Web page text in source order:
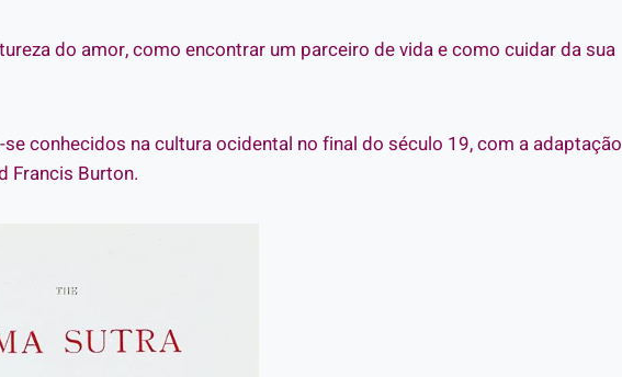
do amor, como encontrar um parceiro de vida e como cuidar da sua
conhecidos na cultura ocidental no final do século 19, com a adaptação
Francis Burton.